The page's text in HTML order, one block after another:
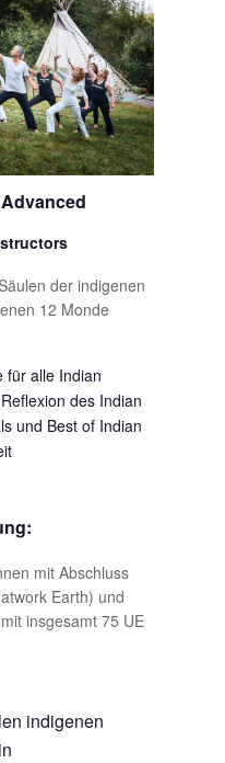
der indigenen
12 Monde
für alle Indian
des Indian
und Best of Indian
mit Abschluss
Earth) und
insgesamt 75 UE
indigenen